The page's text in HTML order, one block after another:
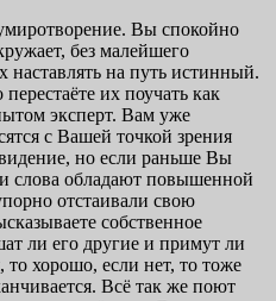
Вы спокойно
без малейшего
наставлять на путь истинный.
их поучать как
эксперт. Вам уже
с Вашей точкой зрения
но если раньше Вы
слова обладают повышенной
отстаивали свою
собственное
ли его другие и примут ли
хорошо, если нет, то тоже
Всё так же поют